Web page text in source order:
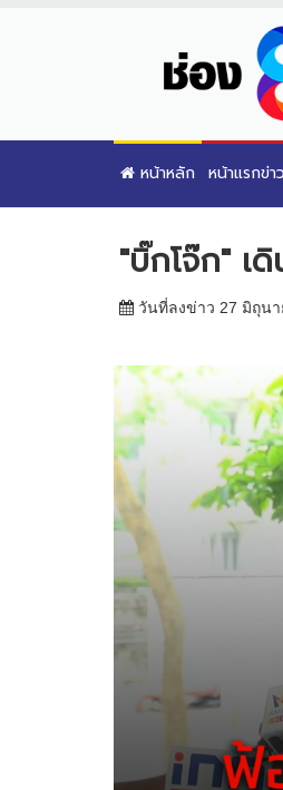
หน้าหลัก หน้าแรกข่าว
"บิ๊กโจ๊ก" เ
วันที่ลงข่าว 27 มิถุน